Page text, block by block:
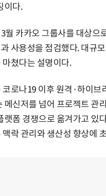
이다.
월 카카오 그룹사를 대상으
사용성을 점검했다. 대규
쳤다는 설명이다.
로나19 이후 원격·하이브
메신저를 넘어 프로젝트 관
랫폼 경쟁으로 옮겨가고 있
락 관리와 생산성 향상에